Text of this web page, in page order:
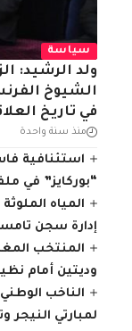
سياسة
ولد الرشيد:
الشيوخ
في تاريخ
منذ سنة واحدة
“بوركايز” في
المياه
إدارة سجن
وديتين أمام
الناخب
لمبارتي النيجر